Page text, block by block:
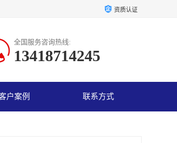
资质认证
全国服务咨询热线:
13418714245
户案例 联系方式